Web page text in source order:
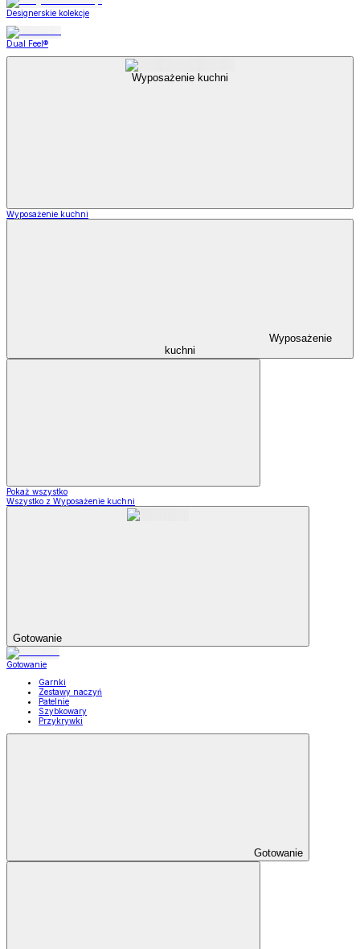
Designerskie kolekcje
Dual Feel®
Wyposażenie kuchni
Wyposażenie kuchni
Wyposażenie
kuchni
Pokaż wszystko
Wszystko z Wyposażenie kuchni
Gotowanie
Gotowanie
Garnki
Zestawy naczyń
Patelnie
Szybkowary
Przykrywki
Gotowanie